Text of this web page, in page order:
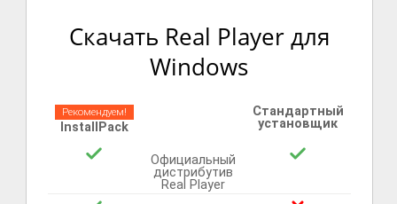
Скачать Real Player для
Windows
Рекомендуем!
InstallPack
Стандартный
установщик
Официальный
дистрибутив
Real Player